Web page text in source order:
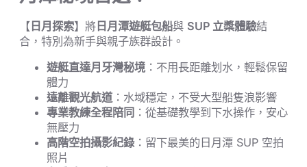
【 日月探索】將 日月潭遊艇包船與 SUP 立槳體驗結
合，特別為新手與親子族群設計。
遊艇直達月牙灣秘境 ：不用長距離划水，輕鬆保留
體力
遠離觀光航道 ：水域穩定，不受大型船隻浪影響
專業教練全程陪同 ：從基礎教學到下水操作，安心
無壓力
高階空拍攝影紀錄：留下最美的日月潭 SUP 空拍
照片